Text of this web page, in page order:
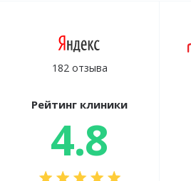
182 отзыва
Рейтинг клиники
4.8